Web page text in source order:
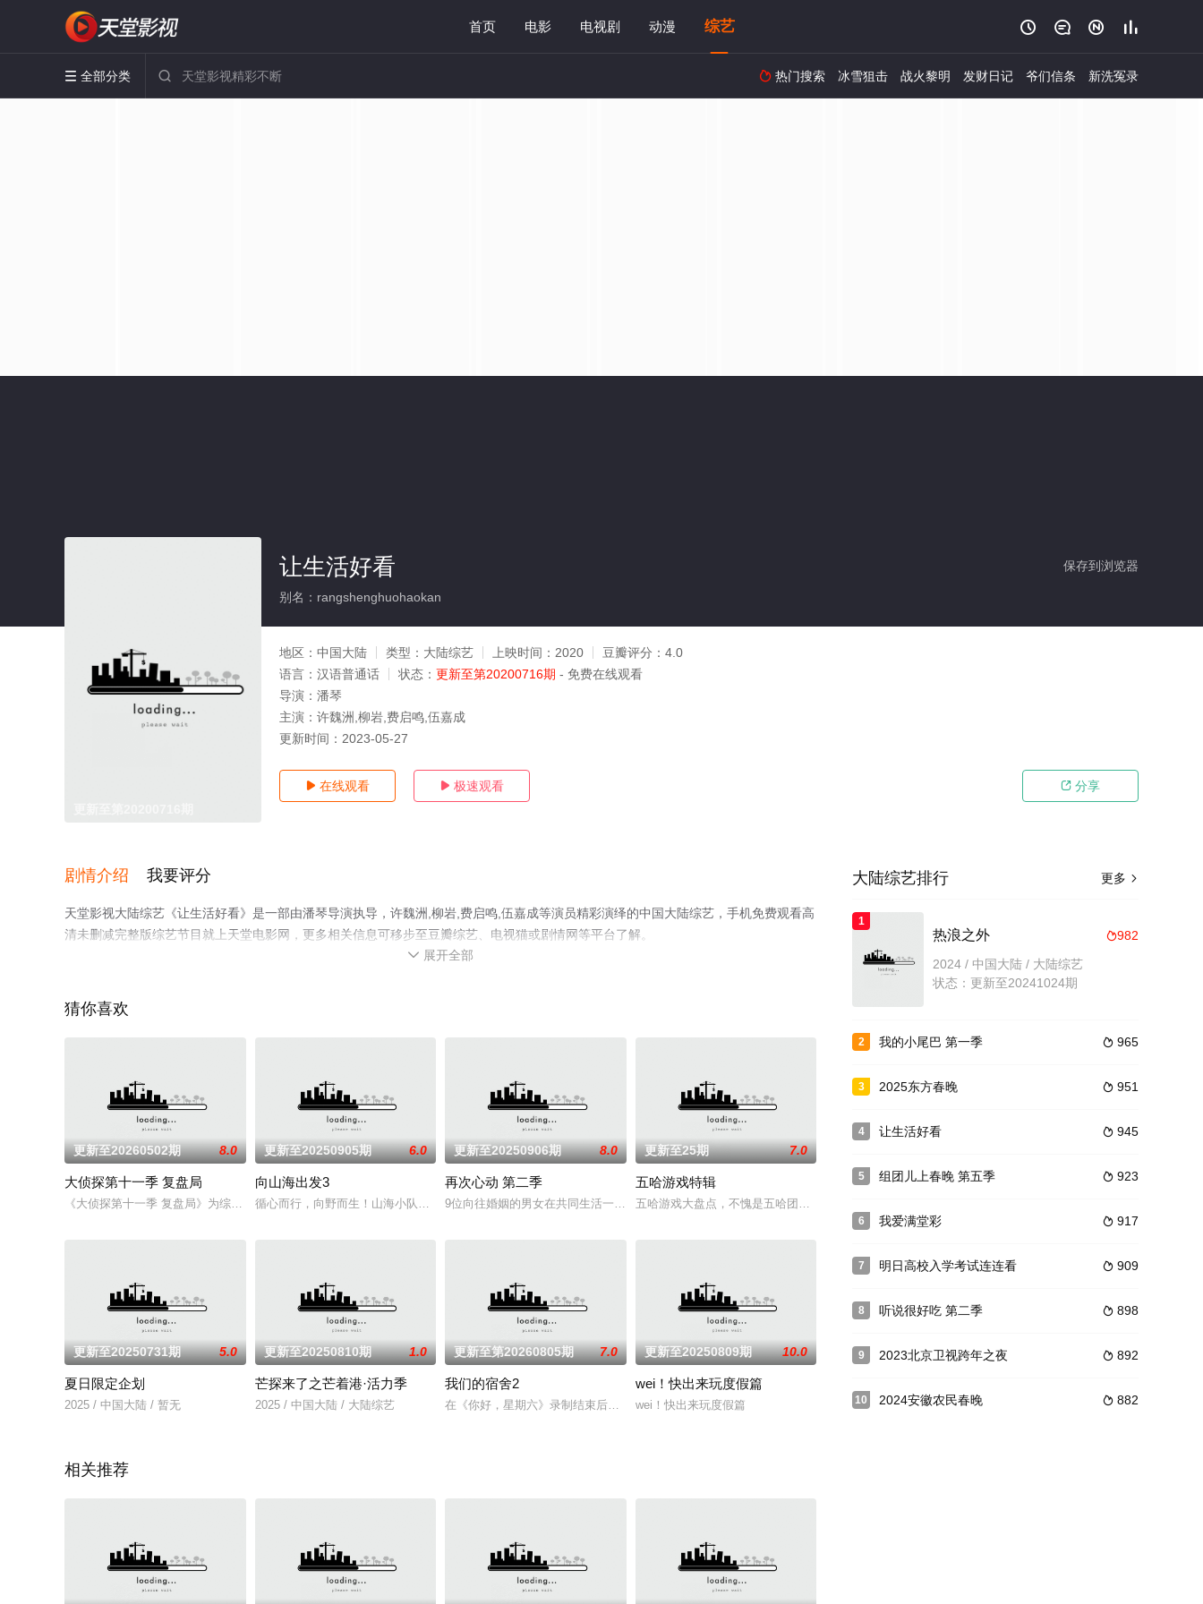
首页 电影 电视剧 动漫 综艺    
 全部分类   热门搜索 冰雪狙击 战火黎明 发财日记 爷们信条 新洗冤录
保存到浏览器
让生活好看
别名：rangshenghuohaokan
地区： 中国大陆 类型： 大陆综艺 上映时间： 2020 豆瓣评分： 4.0
语言： 汉语普通话 状态： 更新至第20200716期 - 免费在线观看
导演： 潘琴
主演： 许魏洲,柳岩,费启鸣,伍嘉成
更新时间： 2023-05-27
 在线观看  极速观看  分享
剧情介绍 我要评分
天堂影视大陆综艺《让生活好看》是一部由潘琴导演执导，许魏洲,柳岩,费启鸣,伍嘉成等演员精彩演绎的中国大陆综艺，手机免费观看高
清未删减完整版综艺节目就上天堂电影网，更多相关信息可移步至豆瓣综艺、电视猫或剧情网等平台了解。
 展开全部
猜你喜欢
更新至20260502期 8.0
大侦探第十一季 复盘局
《大侦探第十一季 复盘局》为综艺《大侦探 第十一季》的会员衍生节目，由嘉宾复盘畅聊角色故事
更新至20250905期 6.0
向山海出发3
循心而行，向野而生！山海小队郑恺、杜海涛、孟鹤堂、任豪、张颜齐、周震南 （按年龄排序），开
更新至20250906期 8.0
再次心动 第二季
9位向往婚姻的男女在共同生活一段时间，每天都有固定的约会任务，他们需要全力以赴完成任务赢得
更新至25期 7.0
五哈游戏特辑
五哈游戏大盘点，不愧是五哈团，一个比一个更狠啊！
更新至20250731期 5.0
夏日限定企划
2025 / 中国大陆 / 暂无
更新至20250810期 1.0
芒探来了之芒着港·活力季
2025 / 中国大陆 / 大陆综艺
更新至第20260805期 7.0
我们的宿舍2
在《你好，星期六》录制结束后，何老师带领在长沙的老友和新朋相聚，一起下班来到我们的宿舍，共
更新至20250809期 10.0
wei！快出来玩度假篇
wei！快出来玩度假篇
相关推荐
更多 
大陆综艺排行
1
982
热浪之外
2024 / 中国大陆 / 大陆综艺
状态：更新至20241024期
2  965
我的小尾巴 第一季
3  951
2025东方春晚
4  945
让生活好看
5  923
组团儿上春晚 第五季
6  917
我爱满堂彩
7  909
明日高校入学考试连连看
8  898
听说很好吃 第二季
9  892
2023北京卫视跨年之夜
10  882
2024安徽农民春晚